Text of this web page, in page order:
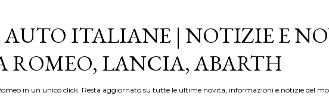
AUTO ITALIANE | NOTIZIE E
ROMEO, LANCIA, ABARTH
in un unico click. Resta aggiornato su tutte le ultime novità, informazioni e notizie del